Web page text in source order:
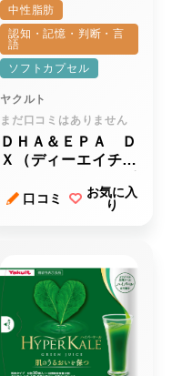
中性脂肪
認知・記憶・判断・言
語
ソフトカプセル
ヤクルト
まだ口コミはありません
ＤＨＡ＆ＥＰＡ Ｄ
Ｘ（ディーエイチエ
ーエー デラック
口コミ
お気に入
り